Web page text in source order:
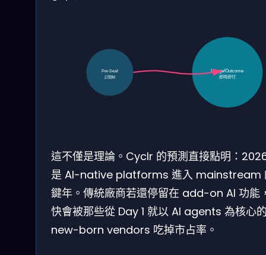
Per-Seat
訂閱制
Usage/Outcome
即時即付
這不僅是理論。Cyclr 的預測直接點明：
是 AI-native platforms 進入 mainstream
鍵年。傳統廠商若還停留在 add-on AI 功能
快會被那些從 Day 1 就以 AI agents 為核心
new-born vendors 吃掉市占率。